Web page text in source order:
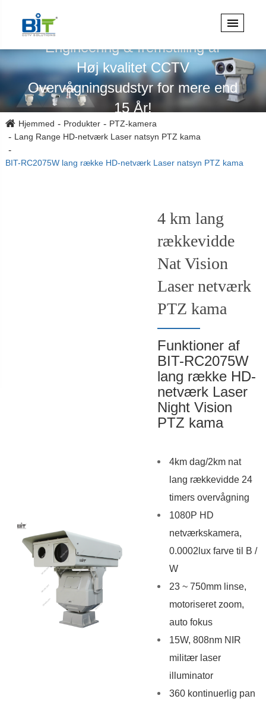
Engineering & fremstilling af
Høj kvalitet CCTV
Overvågningsudstyr for mere end
15 År!
Hjemmed Produkter
PTZ-kamera
Lang Range HD-netværk Laser natsyn PTZ kama
BIT-RC2075W lang række HD-netværk Laser natsyn PTZ kama
4 km lang
rækkevidde
Nat Vision
Laser netværk
PTZ kama
Funktioner af
BIT-RC2075W
lang række HD-
netværk Laser
Night Vision
PTZ kama
4km dag/2km nat
lang rækkevidde 24
timers overvågning
1080P HD
netværkskamera,
0.0002lux farve til B /
W
23 ~ 750mm linse,
motoriseret zoom,
auto fokus
15W, 808nm NIR
militær laser
illuminator
360 kontinuerlig pan